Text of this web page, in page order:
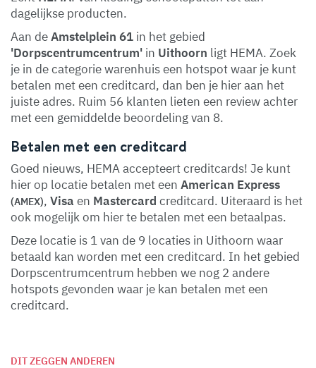
dagelijkse producten.
Aan deAmstelplein 61 in het gebied
'Dorpscentrumcentrum' in Uithoorn ligt HEMA. Zoek
je in de categorie warenhuis een hotspot waar je kunt
betalen met een creditcard, dan ben je hier aan het
juiste adres. Ruim 56 klanten lieten een review achter
met een gemiddelde beoordeling van 8.
Betalen met een creditcard
Goed nieuws, HEMA accepteert creditcards! Je kunt
hier op locatie betalen met een American Express
(AMEX), Visa en Mastercard creditcard. Uiteraard is het
ook mogelijk om hier te betalen met een betaalpas.
Deze locatie is 1 van de 9 locaties in Uithoorn waar
betaald kan worden met een creditcard. In het gebied
Dorpscentrumcentrum hebben we nog 2 andere
hotspots gevonden waar je kan betalen met een
creditcard.
DIT ZEGGEN ANDEREN